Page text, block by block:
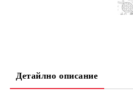
Детайлно описание